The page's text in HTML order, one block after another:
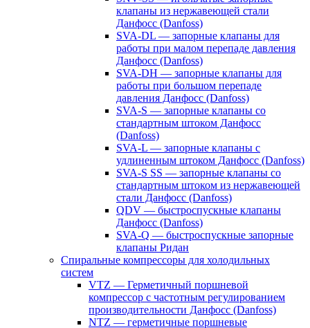
клапаны из нержавеющей стали
Данфосс (Danfoss)
SVA-DL — запорные клапаны для
работы при малом перепаде давления
Данфосс (Danfoss)
SVA-DH — запорные клапаны для
работы при большом перепаде
давления Данфосс (Danfoss)
SVA-S — запорные клапаны со
стандартным штоком Данфосс
(Danfoss)
SVA-L — запорные клапаны с
удлиненным штоком Данфосс (Danfoss)
SVA-S SS — запорные клапаны со
стандартным штоком из нержавеющей
стали Данфосс (Danfoss)
QDV — быстроспускные клапаны
Данфосс (Danfoss)
SVA-Q — быстроспускные запорные
клапаны Ридан
Спиральные компрессоры для холодильных
систем
VTZ — Герметичный поршневой
компрессор с частотным регулированием
производительности Данфосс (Danfoss)
NTZ — герметичные поршневые